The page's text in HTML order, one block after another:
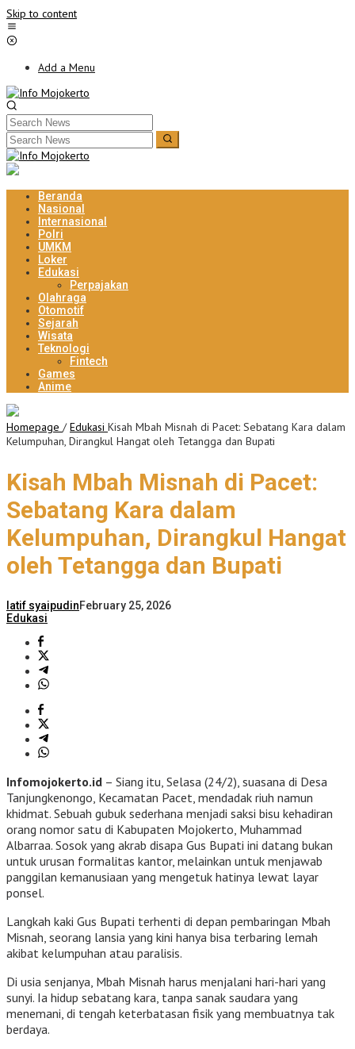
Skip to content
Add a Menu
Beranda
Nasional
Internasional
Polri
UMKM
Loker
Edukasi
Perpajakan
Olahraga
Otomotif
Sejarah
Wisata
Teknologi
Fintech
Games
Anime
Homepage / Edukasi Kisah Mbah Misnah di Pacet: Sebatang Kara dalam
Kelumpuhan, Dirangkul Hangat oleh Tetangga dan Bupati
Kisah Mbah Misnah di Pacet:
Sebatang Kara dalam
Kelumpuhan, Dirangkul Hangat
oleh Tetangga dan Bupati
latif syaipudinFebruary 25, 2026
Edukasi
Infomojokerto.id – Siang itu, Selasa (24/2), suasana di Desa
Tanjungkenongo, Kecamatan Pacet, mendadak riuh namun
khidmat. Sebuah gubuk sederhana menjadi saksi bisu kehadiran
orang nomor satu di Kabupaten Mojokerto, Muhammad
Albarraa. Sosok yang akrab disapa Gus Bupati ini datang bukan
untuk urusan formalitas kantor, melainkan untuk menjawab
panggilan kemanusiaan yang mengetuk hatinya lewat layar
ponsel.
Langkah kaki Gus Bupati terhenti di depan pembaringan Mbah
Misnah, seorang lansia yang kini hanya bisa terbaring lemah
akibat kelumpuhan atau paralisis.
Di usia senjanya, Mbah Misnah harus menjalani hari-hari yang
sunyi. Ia hidup sebatang kara, tanpa sanak saudara yang
menemani, di tengah keterbatasan fisik yang membuatnya tak
berdaya.